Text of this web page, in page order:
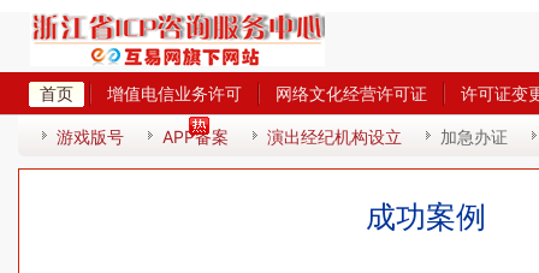
首页 增值电信业务许可 网络文化经营许可证
许可证变
热
游戏版号 APP备案 演出经纪机构设立 加急办证
成功案例